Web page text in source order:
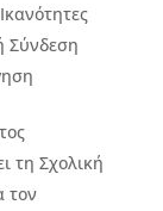
Σύνδεση
τη Σχολική
τον